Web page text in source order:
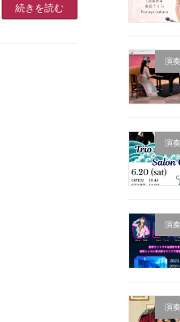
続きを読む
演
演
演
演